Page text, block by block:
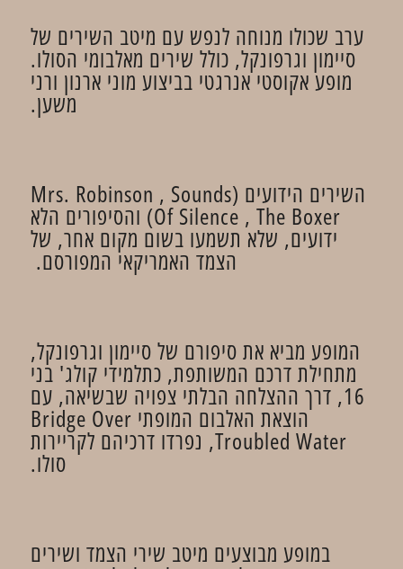
ערב שכולו מנוחה לנפש עם מיטב השירים של
סיימון וגרפונקל, כולל שירים מאלבומי הסולו.
מופע אקוסטי אנרגטי בביצוע מוני ארנון ורני
משען.
השירים הידועים (Mrs. Robinson , Sounds
Of Silence , The Boxer) והסיפורים הלא
ידועים, שלא תשמעו בשום מקום אחר, של
הצמד האמריקאי המפורסם.
המופע מביא את סיפורם של סיימון וגרפונקל,
מתחילת דרכם המשותפת, כתלמידי קולג' בני
16, דרך ההצלחה הבלתי צפויה שבשיאה, עם
הוצאת האלבום המופתי Bridge Over
Troubled Water, נפרדו דרכיהם לקריירות
סולו.
במופע מבוצעים מיטב שירי הצמד ושירים